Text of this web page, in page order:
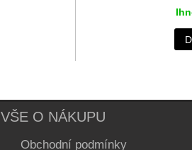
VŠE O NÁKUPU
Obchodní podmínky